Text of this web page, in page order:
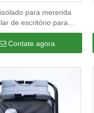
para merenda
de escritório para
estudantis Saco térmico
isolado para lancheira
Crossboody
Contate agora